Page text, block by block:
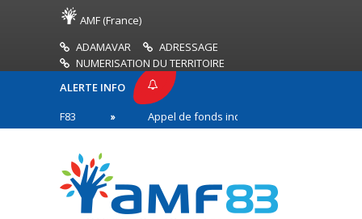
AMF (France)
ADAMAVAR
ADRESSAGE
NUMERISATION DU TERRITOIRE
ALERTE INFO
Appel de fonds incendies de forêt
première ligne